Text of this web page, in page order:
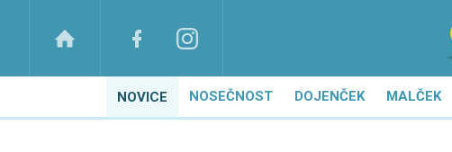
NOVICE NOSEČNOST DOJENČEK MALČEK